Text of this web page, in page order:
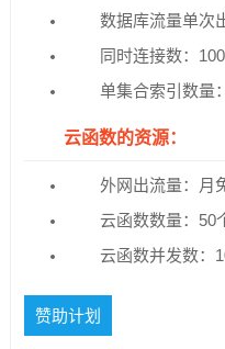
数据库流量单次
同时连接数：
单集合索引数量
云函数的资源：
外网出流量：月
云函数数量：50
云函数并发数：
赞助计划